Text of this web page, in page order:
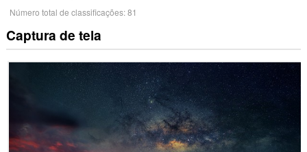
Número total de classificações:81
Captura de tela